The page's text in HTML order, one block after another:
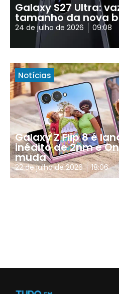
Galaxy S27 Ultra:
tamanho da nova
24 de julho de 2026 09:08
Notícias
Galaxy Z Flip 8 é
inédito de 2nm e
muda
22 de julho de 2026 18:06